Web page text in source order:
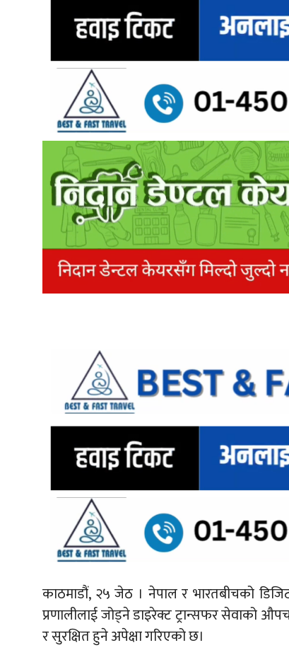
काठमाडौं, २५ जेठ । नेपाल र भारतबीचको
प्रणालीलाई जोड्ने डाइरेक्ट ट्रान्सफर सेवाको
र सुरक्षित हुने अपेक्षा गरिएको छ।